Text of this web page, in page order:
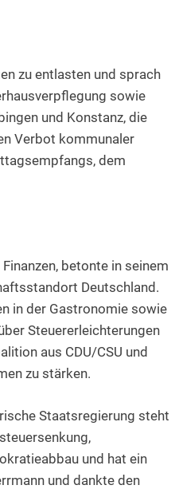
zu entlasten und sprach
sowie
und Konstanz, die
Verbot kommunaler
dem
betonte in seinem
Deutschland.
in der Gastronomie sowie
Steuererleichterungen
aus CDU/CSU und
zu stärken.
Staatsregierung steht
und hat ein
und dankte den